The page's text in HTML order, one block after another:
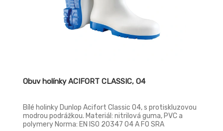
Obuv holínky ACIFORT CLASSIC, O4
Bílé holinky Dunlop Acifort Classic O4, s protiskluzovou
modrou podrážkou. Materiál: nitrilová guma, PVC a
polymery Norma: EN ISO 20347 O4 A FO SRA